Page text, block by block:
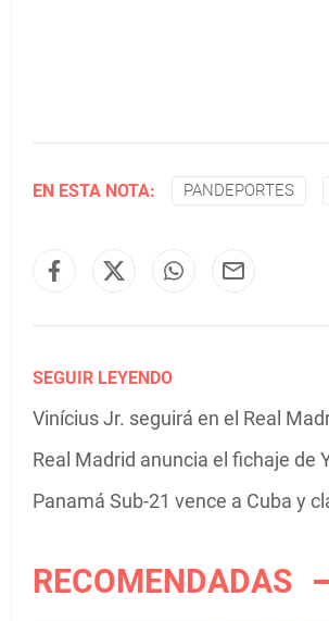
EN ESTA NOTA: PANDEPORTES
SEGUIR LEYENDO
Vinícius Jr. seguirá en el Real
Real Madrid anuncia el fichaje de
Panamá Sub-21 vence a Cuba y
RECOMENDADAS